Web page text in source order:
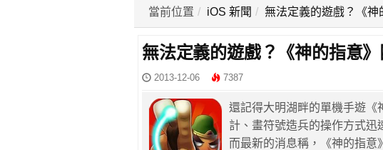
當前位置 iOS 新聞 無法定義的遊戲？《
無法定義的遊戲？《神的指意
2013-12-06 7387
還記得大明湖畔的單機手遊《
計、畫符號造兵的操作方式迅
而最新的消息稱，《神的指意